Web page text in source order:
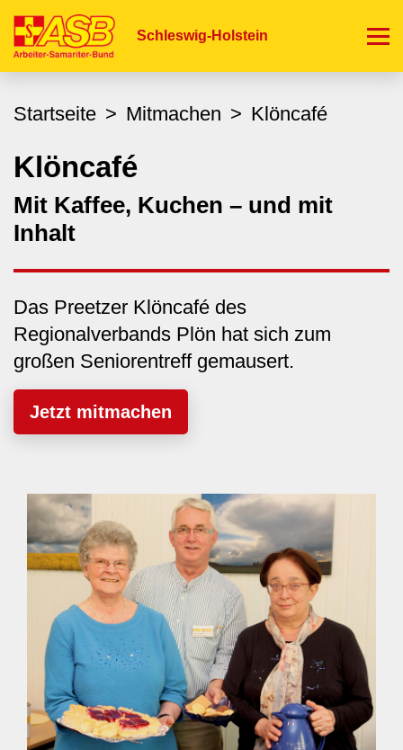
zum
Schleswig-Holstein
Startseite Mitmachen Klöncafé
Klöncafé
Mit Kaffee, Kuchen – und mit
Inhalt
Das Preetzer Klöncafé des
Regionalverbands Plön hat sich zum
großen Seniorentreff gemausert.
Jetzt mitmachen